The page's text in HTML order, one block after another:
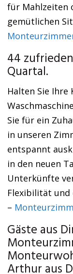
für Mahlzeiten
gemütlichen
44
Quartal.
Halten Sie Ihre
Sie für ein
in unseren
entspannt
in den neuen
Unterkünfte
Flexibilität und
–
Gäste aus
Arthur aus